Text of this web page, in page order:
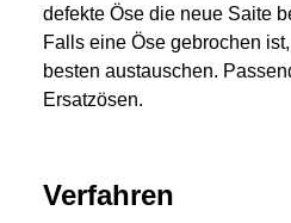
defekte Öse die neue Saite
Falls eine Öse gebrochen
besten austauschen.
Ersatzösen.
Verfahren